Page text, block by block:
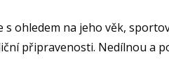
ohledem na jeho věk,
připravenosti. Nedílnou a